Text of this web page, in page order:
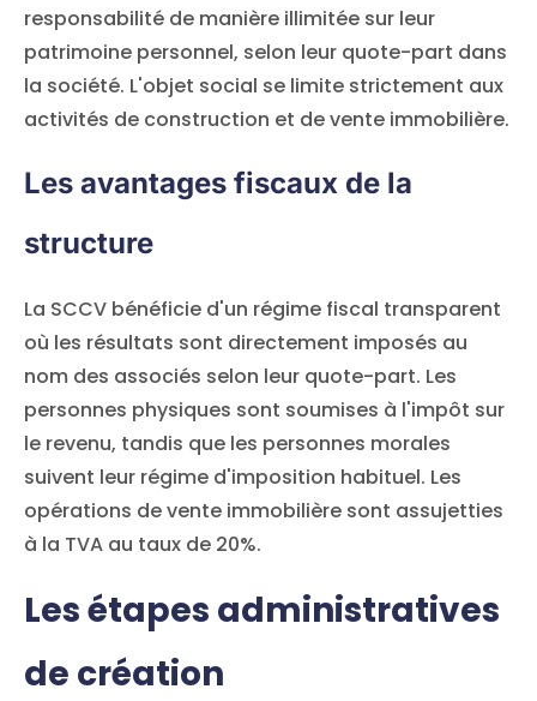
responsabilité de manière illimitée sur leur
patrimoine personnel, selon leur quote-part dans
la société. L'objet social se limite strictement aux
activités de construction et de vente immobilière.
Les avantages fiscaux de la
structure
La SCCV bénéficie d'un régime fiscal transparent
où les résultats sont directement imposés au
nom des associés selon leur quote-part. Les
personnes physiques sont soumises à l'impôt sur
le revenu, tandis que les personnes morales
suivent leur régime d'imposition habituel. Les
opérations de vente immobilière sont assujetties
à la TVA au taux de 20%.
Les étapes administratives
de création